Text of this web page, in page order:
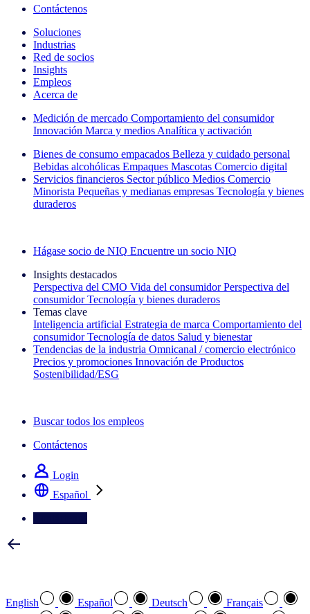
Contáctenos
Soluciones
Industrias
Red de socios
Insights
Empleos
Acerca de
Medición de mercado Comportamiento del consumidor
Innovación Marca y medios Analítica y activación
Bienes de consumo empacados Belleza y cuidado personal
Bebidas alcohólicas Empaques Mascotas Comercio digital
Servicios financieros Sector público Medios Comercio
Minorista Pequeñas y medianas empresas Tecnología y bienes
duraderos
Hágase socio de NIQ Encuentre un socio NIQ
Insights destacados
Perspectiva del CMO Vida del consumidor Perspectiva del
consumidor Tecnología y bienes duraderos
Temas clave
Inteligencia artificial Estrategia de marca Comportamiento del
consumidor Tecnología de datos Salud y bienestar
Tendencias de la industria Omnicanal / comercio electrónico
Precios y promociones Innovación de Productos
Sostenibilidad/ESG
Buscar todos los empleos
Contáctenos
Login
Español
English Español Deutsch
Français